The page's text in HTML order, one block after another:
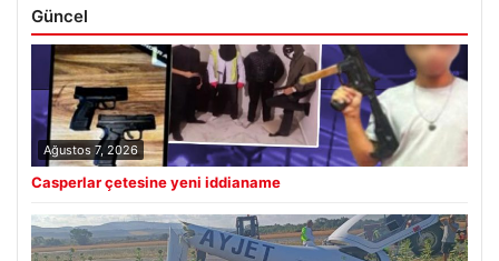
Güncel
Ağustos 7, 2026
Casperlar çetesine yeni iddianame